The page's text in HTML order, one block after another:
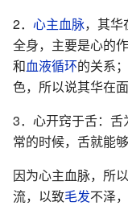
2． 心主血脉，其华
全身，主要是心的
和血液循环的关系
色，所以说其华在面
3．心开窍于舌：
常的时候，舌就能
因为心主血脉，所
流，以致毛发不泽